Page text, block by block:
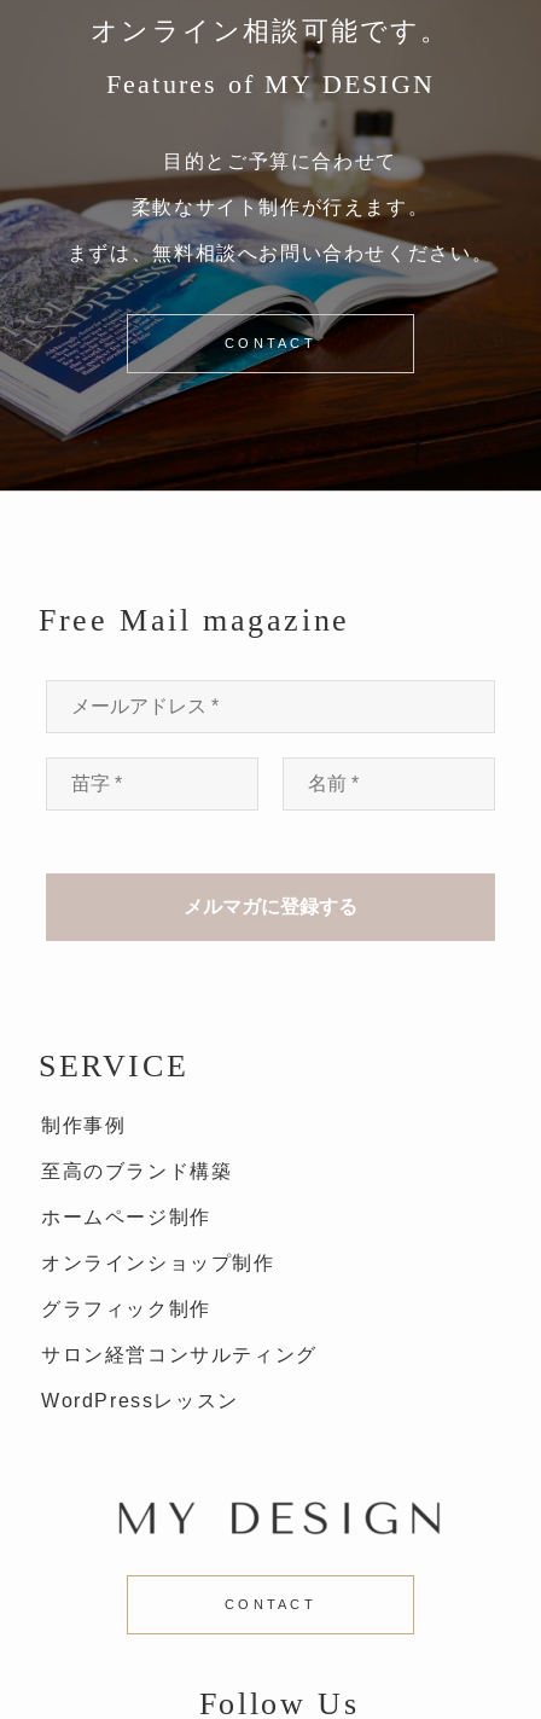
オンライン相談可能です。
Features of MY DESIGN
目的とご予算に合わせて
柔軟なサイト制作が行えます。
まずは、無料相談へお問い合わせください。
CONTACT
Free Mail magazine
SERVICE
制作事例
至高のブランド構築
ホームページ制作
オンラインショップ制作
グラフィック制作
サロン経営コンサルティング
WordPressレッスン
CONTACT
Follow Us